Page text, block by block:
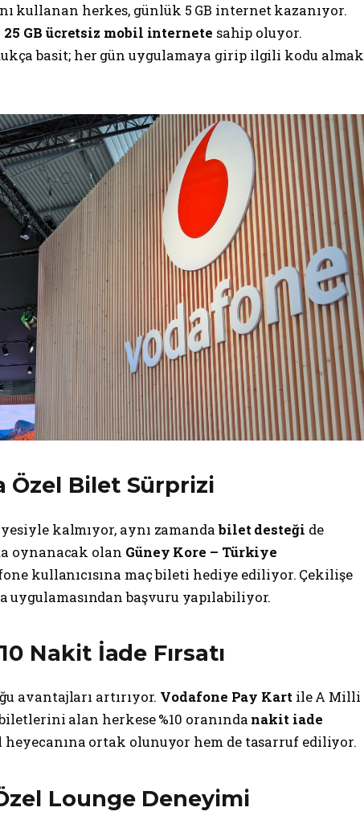
kullanan herkes, günlük 5 GB internet kazanıyor.
25 GB ücretsiz mobil internete sahip oluyor.
basit; her gün uygulamaya girip ilgili kodu almak
Özel Bilet Sürprizi
kalmıyor, aynı zamanda bilet desteği de
oynanacak olan Güney Kore – Türkiye
kullanıcısına maç bileti hediye ediliyor. Çekilişe
uygulamasından başvuru yapılabiliyor.
Nakit İade Fırsatı
avantajları artırıyor. Vodafone Pay Kartile A Milli
alan herkese %10 oranında nakit iade
heyecanına ortak olunuyor hem de tasarruf ediliyor.
Lounge Deneyimi